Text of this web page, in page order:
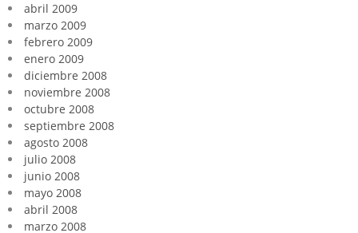
abril 2009
marzo 2009
febrero 2009
enero 2009
diciembre 2008
noviembre 2008
octubre 2008
septiembre 2008
agosto 2008
julio 2008
junio 2008
mayo 2008
abril 2008
marzo 2008